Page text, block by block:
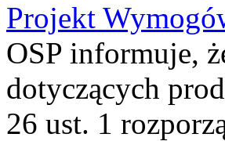
Projekt
OSP informuje,
dotyczących
26 ust. 1